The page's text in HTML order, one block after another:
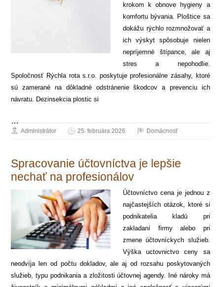
krokom k obnove hygieny a
komfortu bývania. Ploštice sa
dokážu rýchlo rozmnožovať a
ich výskyt spôsobuje nielen
nepríjemné štípance, ale aj
stres a nepohodlie.
Spoločnosť Rýchla rota s.r.o. poskytuje profesionálne zásahy, ktoré
sú zamerané na dôkladné odstránenie škodcov a prevenciu ich
návratu. Dezinsekcia plostic si
…
Administrátor 25. februára 2026 Domácnosť
Spracovanie účtovníctva je lepšie
nechať na profesionálov
Účtovníctvo cena je jednou z
najčastejších otázok, ktoré si
podnikatelia kladú pri
zakladaní firmy alebo pri
zmene účtovníckych služieb.
Výška uctovnictvo ceny sa
neodvíja len od počtu dokladov, ale aj od rozsahu poskytovaných
služieb, typu podnikania a zložitosti účtovnej agendy. Iné nároky má